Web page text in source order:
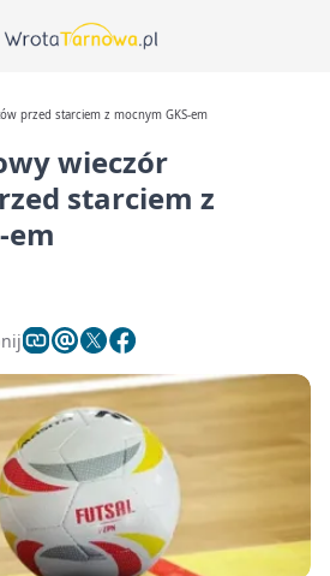
przed starciem z mocnym GKS-em
wieczór
starciem z
em